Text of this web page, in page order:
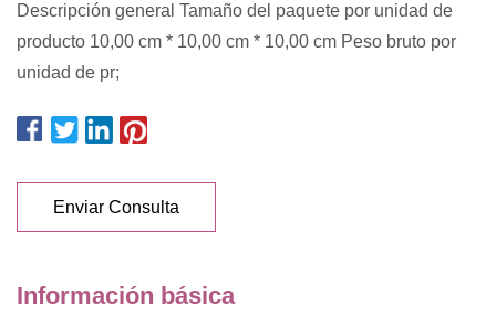
Descripción general Tamaño del paquete por unidad de
producto 10,00 cm * 10,00 cm * 10,00 cm Peso bruto por
unidad de pr;
Enviar Consulta
Información básica